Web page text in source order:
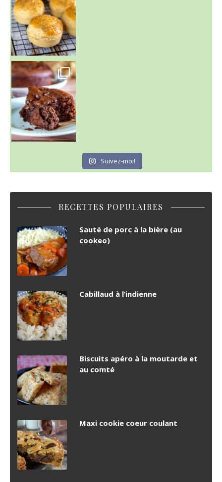
~ GÂTEAU FONDANT CHOCO NOISETTE ~
C'est lundi
Suivez-moi!
RECETTES POPULAIRES
Sauté de porc à la bière (au
cookeo)
Cabillaud à l’indienne
Biscuits apéro à la moutarde et
au comté
Maxi cookie coeur coulant